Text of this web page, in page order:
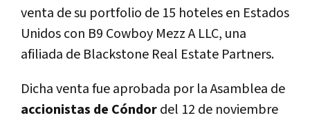
venta de su portfolio de 15 hoteles en Estados
Unidos con B9 Cowboy Mezz A LLC, una
afiliada de Blackstone Real Estate Partners.
Dicha venta fue aprobada por la Asamblea de
accionistas de Cóndordel 12 de noviembre